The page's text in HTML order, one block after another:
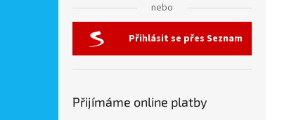
nebo
Přihlásit se přes Seznam
Přijímáme online platby